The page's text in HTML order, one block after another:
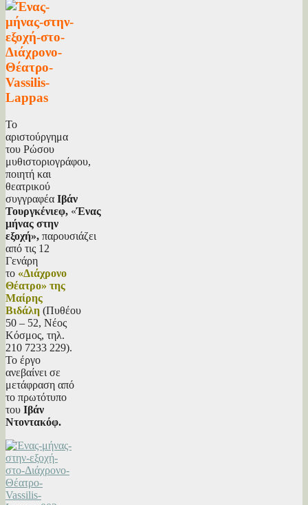
Το
αριστούργημα
του Ρώσου
μυθιστοριογράφου,
ποιητή και
θεατρικού
συγγραφέα Ιβάν
Τουργκένιεφ, «Ένας
μήνας στην
εξοχή», παρουσιάζει
από τις 12
Γενάρη
το «Διάχρονο
Θέατρο» της
Μαίρης
Βιδάλη (Πυθέου
50 – 52, Νέος
Κόσμος, τηλ.
210 7233 229).
Το έργο
ανεβαίνει σε
μετάφραση από
το πρωτότυπο
του Ιβάν
Ντοντακόφ.